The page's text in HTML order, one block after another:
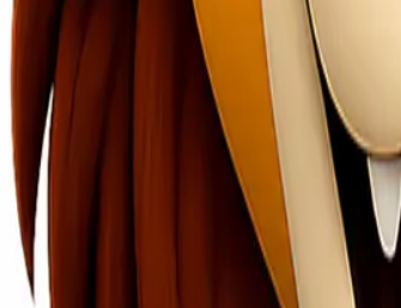
tertentu, termasuk:
wilayah yang tercantum.
periode Natal dan Tahun Baru.
dengan ketentuan untuk mendapatkan tarif